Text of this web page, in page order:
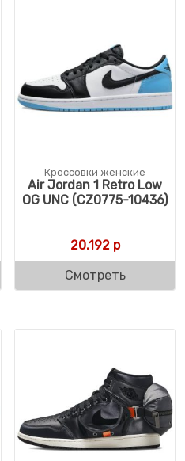
Кроссовки женские
Air Jordan 1 Retro Low
OG UNC (CZ0775-10436)
20.192р
Смотреть